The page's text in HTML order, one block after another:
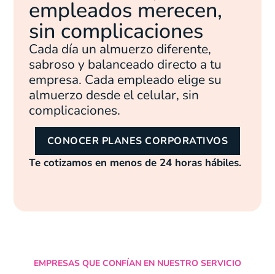
empleados merecen,
sin complicaciones
Cada día un almuerzo diferente,
sabroso y balanceado directo a tu
empresa. Cada empleado elige su
almuerzo desde el celular, sin
complicaciones.
CONOCER PLANES CORPORATIVOS
Te cotizamos en menos de 24 horas hábiles.
EMPRESAS QUE CONFÍAN EN NUESTRO SERVICIO